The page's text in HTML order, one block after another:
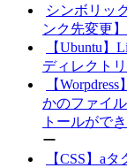
シンボリッ
ンク先変更】
【Ubuntu
ディレクト
【
かのファイ
トールがで
ー
【CSS】a